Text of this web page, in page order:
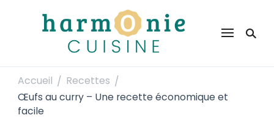
Harmonie Cuisine
Accueil / Recettes /
Œufs au curry – Une recette économique et
facile